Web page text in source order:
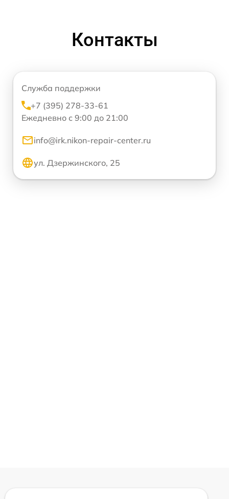
Контакты
Служба поддержки
+7 (395) 278-33-61
Ежедневно с 9:00 до 21:00
info@irk.nikon-repair-center.ru
ул. Дзержинского, 25